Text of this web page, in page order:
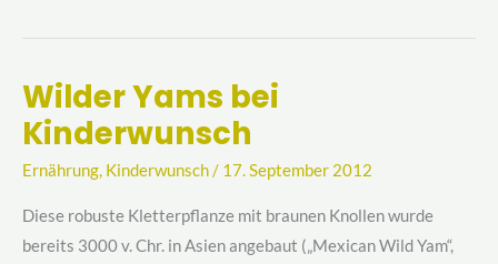
Wilder Yams bei
Kinderwunsch
Ernährung, Kinderwunsch/ 17. September 2012
Diese robuste Kletterpflanze mit braunen Knollen wurde
bereits 3000 v. Chr. in Asien angebaut („Mexican Wild Yam“,
Wilder
Yams
Kinderwunsch